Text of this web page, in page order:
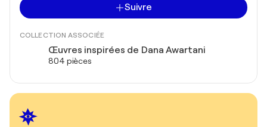
Suivre
COLLECTION ASSOCIÉE
Œuvres inspirées de Dana Awartani
804 pièces